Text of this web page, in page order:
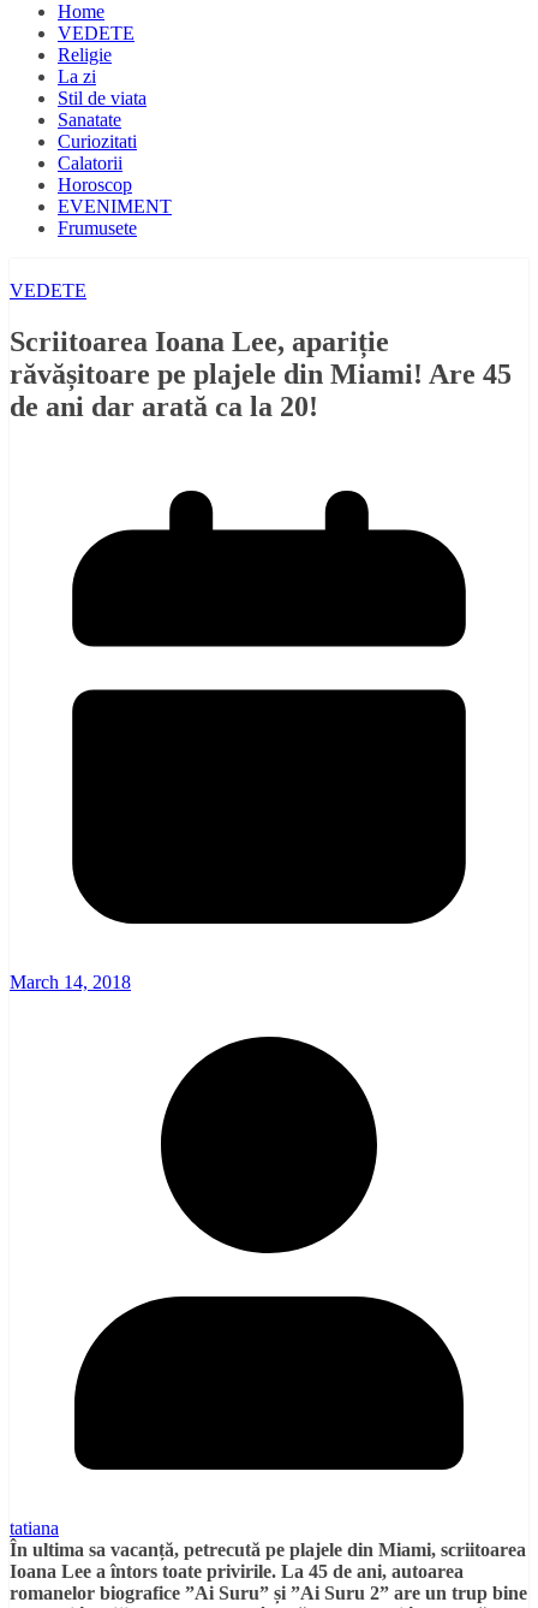
Home
VEDETE
Religie
La zi
Stil de viata
Sanatate
Curiozitati
Calatorii
Horoscop
EVENIMENT
Frumusete
VEDETE
Scriitoarea Ioana Lee, apariție
răvășitoare pe plajele din Miami! Are 45
de ani dar arată ca la 20!
March 14, 2018
tatiana
În ultima sa vacanță, petrecută pe plajele din Miami, scriitoarea
Ioana Lee a întors toate privirile. La 45 de ani, autoarea
romanelor biografice ”Ai Suru” și ”Ai Suru 2” are un trup bine